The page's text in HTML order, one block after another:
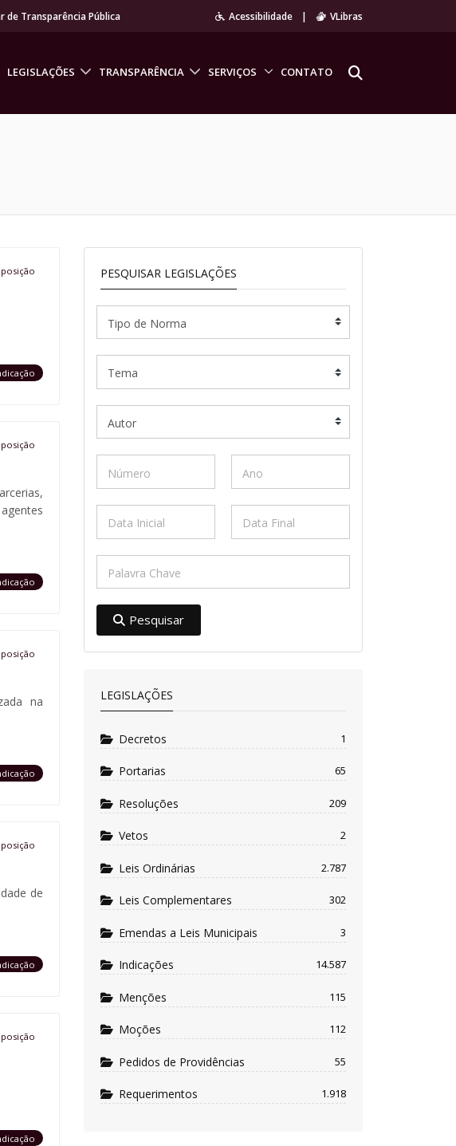
de Transparência Pública Acessibilidade | VLibras
LEGISLAÇÕES TRANSPARÊNCIA SERVIÇOS CONTATO
na
de
PESQUISAR LEGISLAÇÕES
Pesquisar
LEGISLAÇÕES
Decretos 1
Portarias 65
Resoluções 209
Vetos 2
Leis Ordinárias 2.787
Leis Complementares 302
Emendas a Leis Municipais 3
Indicações 14.587
Menções 115
Moções 112
Pedidos de Providências 55
Requerimentos 1.918